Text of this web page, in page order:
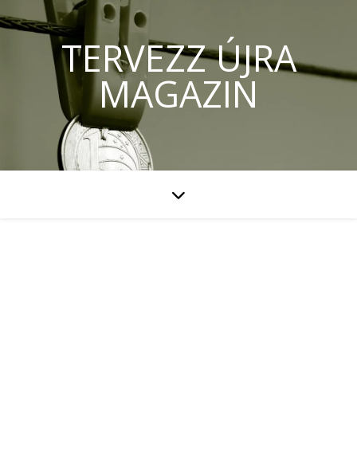
TERVEZZ ÚJRA
MAGAZIN